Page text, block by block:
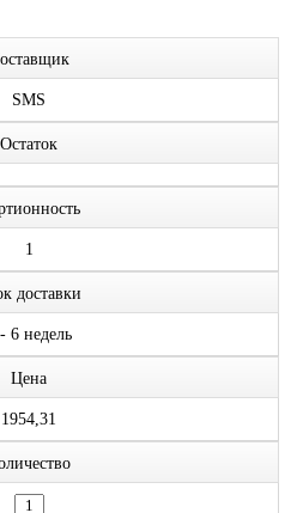
SMS
Остаток
1
доставки
6 недель
Цена
1954,31